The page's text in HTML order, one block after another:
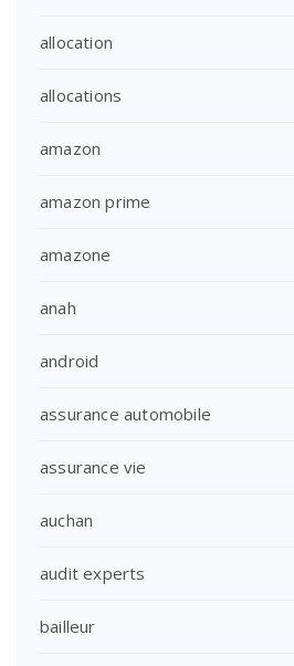
allocation
allocations
amazon
amazon prime
amazone
anah
android
assurance automobile
assurance vie
auchan
audit experts
bailleur